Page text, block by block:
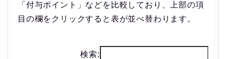
「付与ポイント」などを比較しており、上部の項
目の欄をクリックすると表が並べ替わります。
検索: